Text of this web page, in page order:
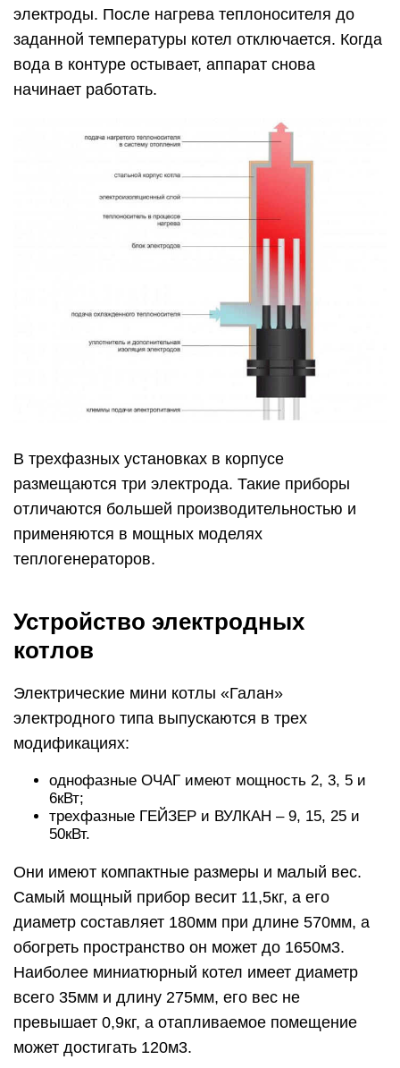
электроды. После нагрева теплоносителя до
заданной температуры котел отключается. Когда
вода в контуре остывает, аппарат снова
начинает работать.
В трехфазных установках в корпусе
размещаются три электрода. Такие приборы
отличаются большей производительностью и
применяются в мощных моделях
теплогенераторов.
Устройство электродных
котлов
Электрические мини котлы «Галан»
электродного типа выпускаются в трех
модификациях:
однофазные ОЧАГ имеют мощность 2, 3, 5 и
6кВт;
трехфазные ГЕЙЗЕР и ВУЛКАН – 9, 15, 25 и
50кВт.
Они имеют компактные размеры и малый вес.
Самый мощный прибор весит 11,5кг, а его
диаметр составляет 180мм при длине 570мм, а
обогреть пространство он может до 1650м3.
Наиболее миниатюрный котел имеет диаметр
всего 35мм и длину 275мм, его вес не
превышает 0,9кг, а отапливаемое помещение
может достигать 120м3.